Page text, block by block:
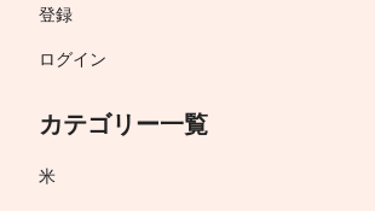
登録
ログイン
カテゴリー一覧
米